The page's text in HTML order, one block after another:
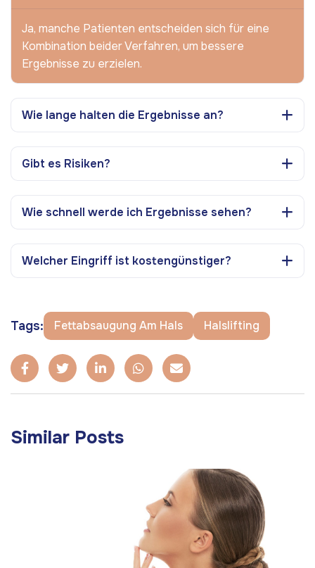
Ja, manche Patienten entscheiden sich für eine
Kombination beider Verfahren, um bessere
Ergebnisse zu erzielen.
Wie lange halten die Ergebnisse an?
Gibt es Risiken?
Wie schnell werde ich Ergebnisse sehen?
Welcher Eingriff ist kostengünstiger?
Tags: Fettabsaugung Am Hals Halslifting
Similar Posts